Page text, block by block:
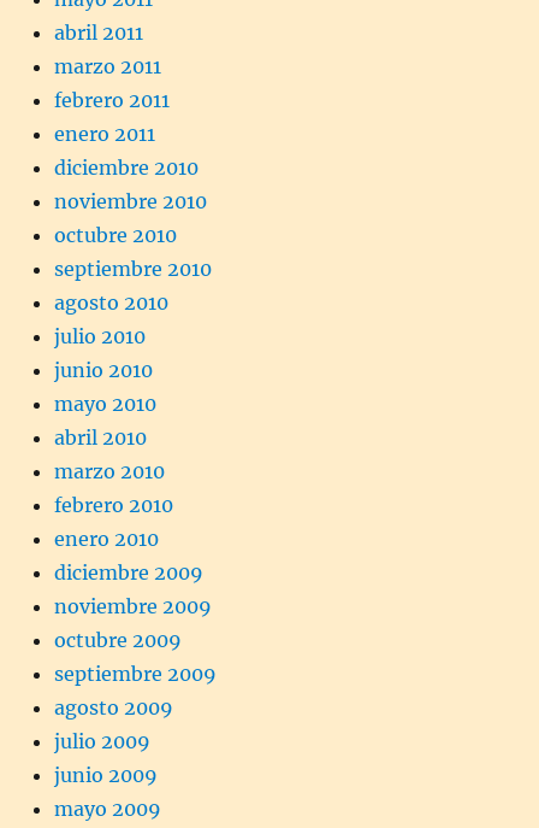
abril 2011
marzo 2011
febrero 2011
enero 2011
diciembre 2010
noviembre 2010
octubre 2010
septiembre 2010
agosto 2010
julio 2010
junio 2010
mayo 2010
abril 2010
marzo 2010
febrero 2010
enero 2010
diciembre 2009
noviembre 2009
octubre 2009
septiembre 2009
agosto 2009
julio 2009
junio 2009
mayo 2009